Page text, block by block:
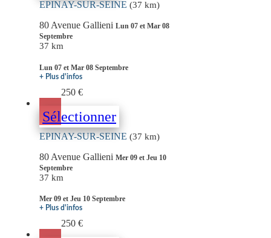
EPINAY-SUR-SEINE (37 km)
80 Avenue Gallieni Lun 07 et Mar 08
Septembre
37 km
Lun 07 et Mar 08 Septembre
+ Plus d'infos
250 €
Sélectionner
EPINAY-SUR-SEINE (37 km)
80 Avenue Gallieni Mer 09 et Jeu 10
Septembre
37 km
Mer 09 et Jeu 10 Septembre
+ Plus d'infos
250 €